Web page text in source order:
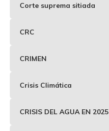
Corte suprema sitiada
CRC
CRIMEN
Crisis Climática
CRISIS DEL AGUA EN 2025